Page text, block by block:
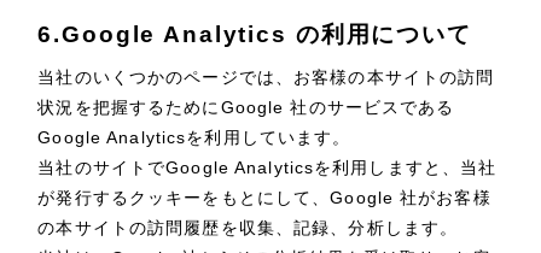
6.Google Analytics の利用について
当社のいくつかのページでは、お客様の本サイトの訪問
状況を把握するためにGoogle 社のサービスである
Google Analyticsを利用しています。
当社のサイトでGoogle Analyticsを利用しますと、当社
が発行するクッキーをもとにして、Google 社がお客様
の本サイトの訪問履歴を収集、記録、分析します。